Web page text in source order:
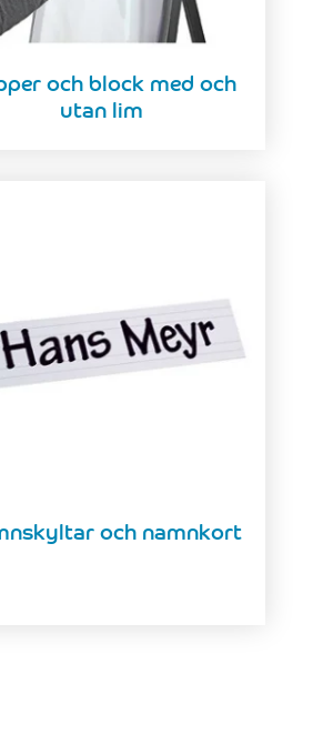
och block med och
utan lim
och namnkort